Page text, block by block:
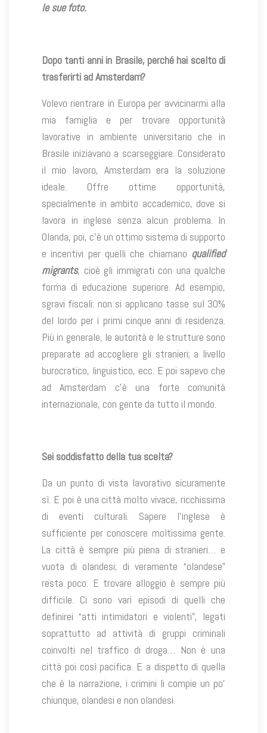
le sue foto.
Dopo tanti anni in Brasile, perché hai scelto di
trasferirti ad Amsterdam?
Volevo rientrare in Europa per avvicinarmi alla
mia famiglia e per trovare opportunità
lavorative in ambiente universitario che in
Brasile iniziavano a scarseggiare. Considerato
il mio lavoro, Amsterdam era la soluzione
ideale. Offre ottime opportunità,
specialmente in ambito accademico, dove si
lavora in inglese senza alcun problema. In
Olanda, poi, c’è un ottimo sistema di supporto
e incentivi per quelli che chiamano qualified
migrants, cioè gli immigrati con una qualche
forma di educazione superiore. Ad esempio,
sgravi fiscali: non si applicano tasse sul 30%
del lordo per i primi cinque anni di residenza.
Più in generale, le autorità e le strutture sono
preparate ad accogliere gli stranieri; a livello
burocratico, linguistico, ecc. E poi sapevo che
ad Amsterdam c’è una forte comunità
internazionale, con gente da tutto il mondo.
Sei soddisfatto della tua scelta?
Da un punto di vista lavorativo sicuramente
sì. E poi è una città molto vivace, ricchissima
di eventi culturali. Sapere l’inglese è
sufficiente per conoscere moltissima gente.
La città è sempre più piena di stranieri… e
vuota di olandesi; di veramente “olandese”
resta poco. E trovare alloggio è sempre più
difficile. Ci sono vari episodi di quelli che
definirei “atti intimidatori e violenti”, legati
soprattutto ad attività di gruppi criminali
coinvolti nel traffico di droga… Non è una
città poi così pacifica. E a dispetto di quella
che è la narrazione, i crimini li compie un po’
chiunque, olandesi e non olandesi.